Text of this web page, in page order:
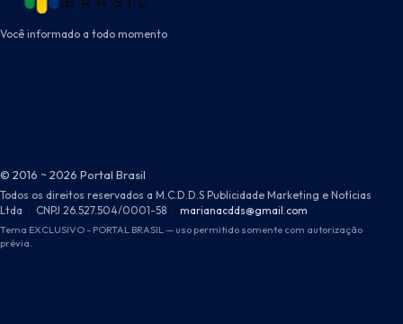
Você informado a todo momento
© 2016 ~ 2026 Portal Brasil
Todos os direitos reservados a M.C.D.D.S Publicidade Marketing e Notícias
Ltda · CNPJ 26.527.504/0001-58 · marianacdds@gmail.com
Tema EXCLUSIVO - PORTAL BRASIL — uso permitido somente com autorização
prévia.